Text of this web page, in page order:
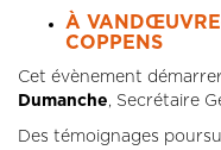
À
COPPENS
Cet évènement
Dumanche, Secrétaire
Des témoignages